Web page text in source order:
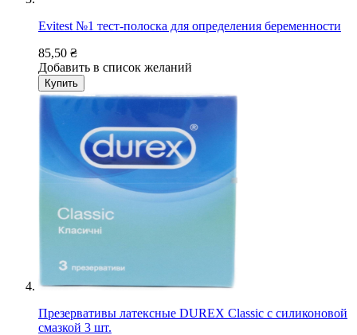
Evitest №1 тест-полоска для определения беременности
85,50 ₴
Добавить в список желаний
Купить
Презервативы латексные DUREX Classic с силиконовой
смазкой 3 шт.